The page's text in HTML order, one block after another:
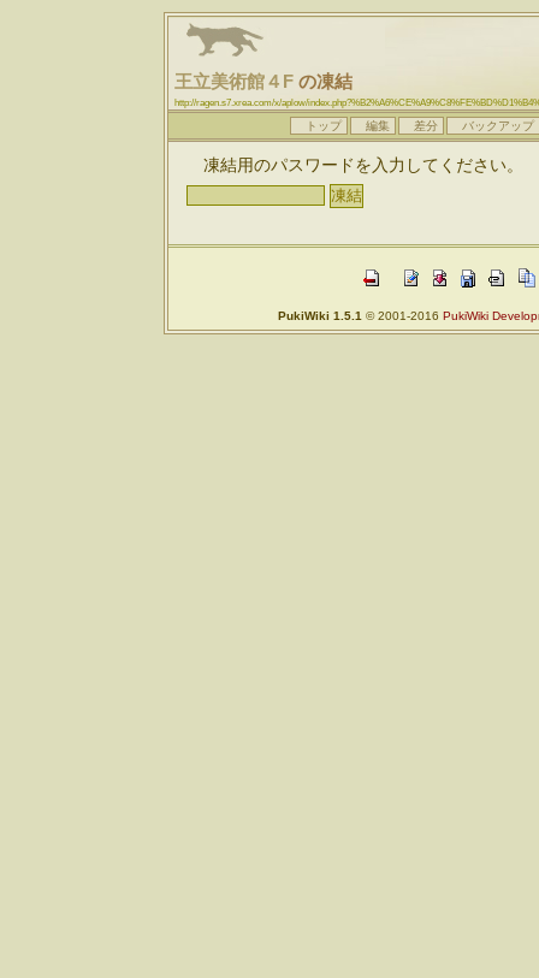
王立美術館４F の凍結
http://ragen.s7.xrea.com/x/aplow/
トップ 編集 差分 バックアップ
凍結用のパスワードを入力してください。
PukiWiki 1.5.1 © 2001-2016 PukiWiki